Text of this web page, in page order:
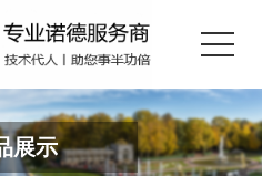
展示